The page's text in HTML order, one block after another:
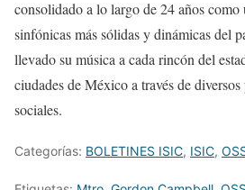
consolidado a lo largo de 24 años como
sinfónicas más sólidas y dinámicas del
llevado su música a cada rincón del
ciudades de México a través de
sociales.
Categorías: BOLETINES ISIC, ISIC,